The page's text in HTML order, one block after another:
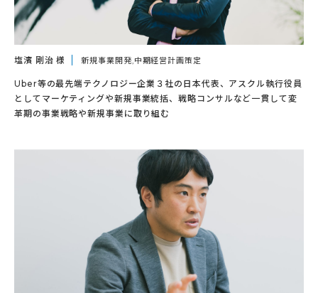
塩濱 剛治 様 新規事業開発,中期経営計画策定
Uber等の最先端テクノロジー企業３社の日本代表、アスクル執行役員
としてマーケティングや新規事業統括、戦略コンサルなど一貫して変
革期の事業戦略や新規事業に取り組む